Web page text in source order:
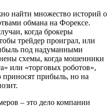
найти множество историй о
обмана на Форексе.
когда брокеры
трейдер проиграл, или
под надуманными
схемы, когда мошенники
или «торговых роботов»,
приносят прибыль, но на
– это дело компании